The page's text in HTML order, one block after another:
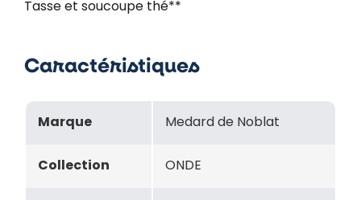
Tasse et soucoupe thé**
Caractéristiques
Marque Medard de Noblat
Collection ONDE